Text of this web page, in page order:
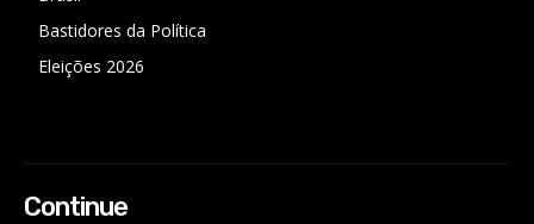
Bastidores da Política
Eleições 2026
Continue